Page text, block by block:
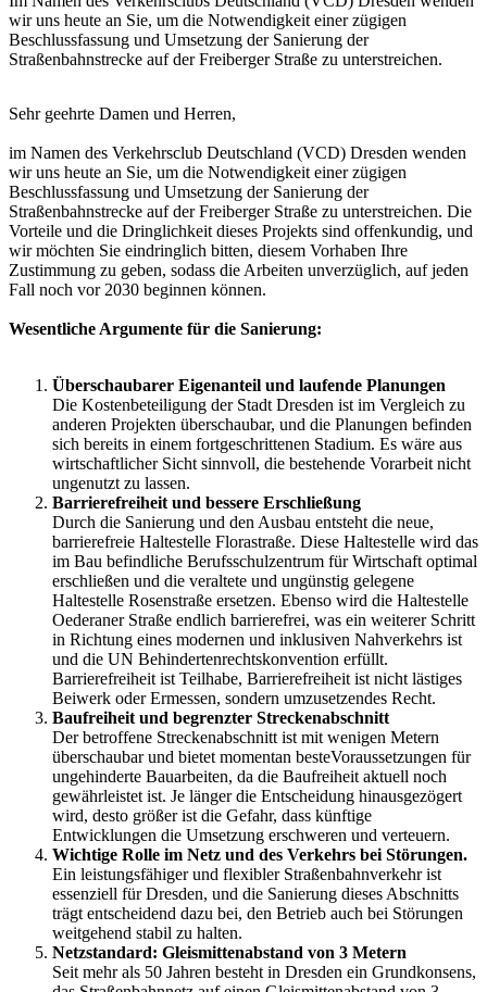
wir uns heute an Sie, um die Notwendigkeit einer zügigen
Beschlussfassung und Umsetzung der Sanierung der
Straßenbahnstrecke auf der Freiberger Straße zu unterstreichen.
Sehr geehrte Damen und Herren,
im Namen des Verkehrsclub Deutschland (VCD) Dresden wenden
wir uns heute an Sie, um die Notwendigkeit einer zügigen
Beschlussfassung und Umsetzung der Sanierung der
Straßenbahnstrecke auf der Freiberger Straße zu unterstreichen. Die
Vorteile und die Dringlichkeit dieses Projekts sind offenkundig, und
wir möchten Sie eindringlich bitten, diesem Vorhaben Ihre
Zustimmung zu geben, sodass die Arbeiten unverzüglich, auf jeden
Fall noch vor 2030 beginnen können.
Wesentliche Argumente für die Sanierung:
Überschaubarer Eigenanteil und laufende Planungen
Die Kostenbeteiligung der Stadt Dresden ist im Vergleich zu
anderen Projekten überschaubar, und die Planungen befinden
sich bereits in einem fortgeschrittenen Stadium. Es wäre aus
wirtschaftlicher Sicht sinnvoll, die bestehende Vorarbeit nicht
ungenutzt zu lassen.
Barrierefreiheit und bessere Erschließung
Durch die Sanierung und den Ausbau entsteht die neue,
barrierefreie Haltestelle Florastraße. Diese Haltestelle wird das
im Bau befindliche Berufsschulzentrum für Wirtschaft optimal
erschließen und die veraltete und ungünstig gelegene
Haltestelle Rosenstraße ersetzen. Ebenso wird die Haltestelle
Oederaner Straße endlich barrierefrei, was ein weiterer Schritt
in Richtung eines modernen und inklusiven Nahverkehrs ist
und die UN Behindertenrechtskonvention erfüllt.
Barrierefreiheit ist Teilhabe, Barrierefreiheit ist nicht lästiges
Beiwerk oder Ermessen, sondern umzusetzendes Recht.
Baufreiheit und begrenzter Streckenabschnitt
Der betroffene Streckenabschnitt ist mit wenigen Metern
überschaubar und bietet momentan besteVoraussetzungen für
ungehinderte Bauarbeiten, da die Baufreiheit aktuell noch
gewährleistet ist. Je länger die Entscheidung hinausgezögert
wird, desto größer ist die Gefahr, dass künftige
Entwicklungen die Umsetzung erschweren und verteuern.
Wichtige Rolle im Netz und des Verkehrs bei Störungen.
Ein leistungsfähiger und flexibler Straßenbahnverkehr ist
essenziell für Dresden, und die Sanierung dieses Abschnitts
trägt entscheidend dazu bei, den Betrieb auch bei Störungen
weitgehend stabil zu halten.
Netzstandard: Gleismittenabstand von 3 Metern
Seit mehr als 50 Jahren besteht in Dresden ein Grundkonsens,